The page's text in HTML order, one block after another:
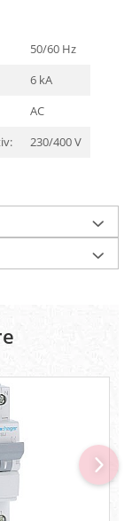
50/60 Hz
6 kA
AC
230/400 V